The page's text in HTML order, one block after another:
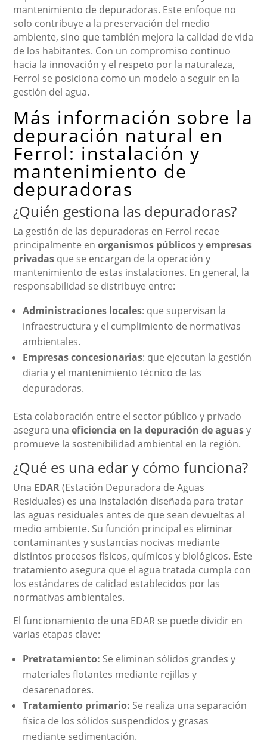
mantenimiento de depuradoras. Este enfoque no
solo contribuye a la preservación del medio
ambiente, sino que también mejora la calidad de vida
de los habitantes. Con un compromiso continuo
hacia la innovación y el respeto por la naturaleza,
Ferrol se posiciona como un modelo a seguir en la
gestión del agua.
Más información sobre la
depuración natural en
Ferrol: instalación y
mantenimiento de
depuradoras
¿Quién gestiona las depuradoras?
La gestión de las depuradoras en Ferrol recae
principalmente enorganismos públicosyempresas
privadas que se encargan de la operación y
mantenimiento de estas instalaciones. En general, la
responsabilidad se distribuye entre:
Administraciones locales: que supervisan la
infraestructura y el cumplimiento de normativas
ambientales.
Empresas concesionarias: que ejecutan la gestión
diaria y el mantenimiento técnico de las
depuradoras.
Esta colaboración entre el sector público y privado
asegura unaeficiencia en la depuración de aguasy
promueve la sostenibilidad ambiental en la región.
¿Qué es una edar y cómo funciona?
Una EDAR(Estación Depuradora de Aguas
Residuales) es una instalación diseñada para tratar
las aguas residuales antes de que sean devueltas al
medio ambiente. Su función principal es eliminar
contaminantes y sustancias nocivas mediante
distintos procesos físicos, químicos y biológicos. Este
tratamiento asegura que el agua tratada cumpla con
los estándares de calidad establecidos por las
normativas ambientales.
El funcionamiento de una EDAR se puede dividir en
varias etapas clave:
Pretratamiento: Se eliminan sólidos grandes y
materiales flotantes mediante rejillas y
desarenadores.
Tratamiento primario: Se realiza una separación
física de los sólidos suspendidos y grasas
mediante sedimentación.